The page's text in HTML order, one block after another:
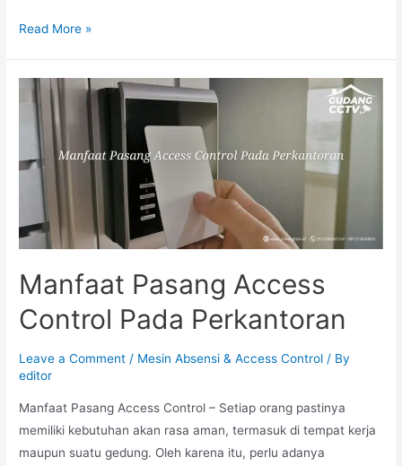
Read More »
Manfaat Pasang Access
Control Pada Perkantoran
Leave a Comment / Mesin Absensi & Access Control / By
editor
Manfaat Pasang Access Control – Setiap orang pastinya
memiliki kebutuhan akan rasa aman, termasuk di tempat kerja
maupun suatu gedung. Oleh karena itu, perlu adanya